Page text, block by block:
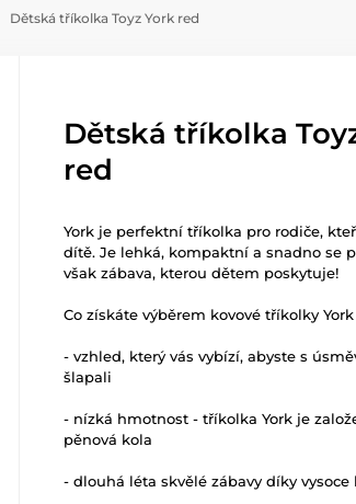
Dětská tříkolka Toyz York red
Dětská tříkolka
red
York je perfektní tříkolka pro rodiče,
dítě. Je lehká, kompaktní a snadno se
však zábava, kterou dětem poskytuje!
Co získáte výběrem kovové tříkolky
- vzhled, který vás vybízí, abyste s
šlapali
- nízká hmotnost - tříkolka York je
pěnová kola
- dlouhá léta skvělé zábavy díky